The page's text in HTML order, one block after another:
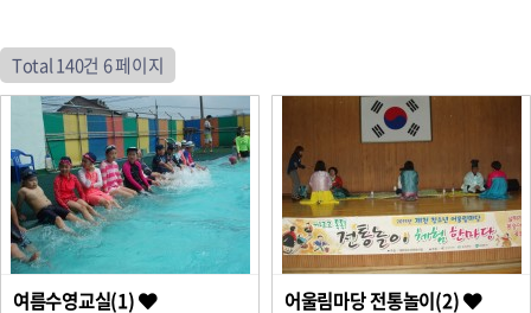
Total 140건 6 페이지
여름수영교실(1) 어울림마당 전통놀이(2)